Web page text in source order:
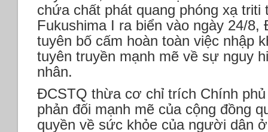
chứa chất phát quang phóng xạ
Fukushima I ra biển vào ngày 24/
tuyên bố cấm hoàn toàn việc nhập
tuyên truyền mạnh mẽ về sự nguy
nhân.
ĐCSTQ thừa cơ chỉ trích Chính
phản đối mạnh mẽ của cộng đồng
quyền về sức khỏe của người dân